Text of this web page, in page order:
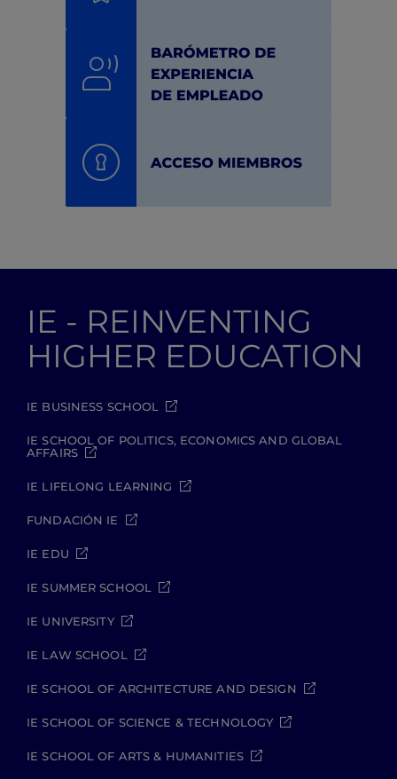
IE - REINVENTING
HIGHER EDUCATION
IE BUSINESS SCHOOL
IE SCHOOL OF POLITICS, ECONOMICS AND GLOBAL
AFFAIRS
IE LIFELONG LEARNING
FUNDACIÓN IE
IE EDU
IE SUMMER SCHOOL
IE UNIVERSITY
IE LAW SCHOOL
IE SCHOOL OF ARCHITECTURE AND DESIGN
IE SCHOOL OF SCIENCE & TECHNOLOGY
IE SCHOOL OF ARTS & HUMANITIES